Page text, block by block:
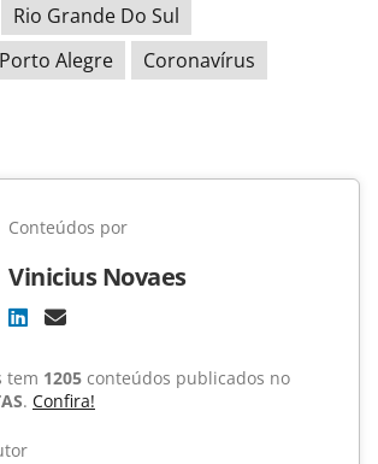
Rio Grande Do Sul
Alegre
Coronavírus
Conteúdos por
Vinicius Novaes
tem 1205 conteúdos publicados no
. Confira!